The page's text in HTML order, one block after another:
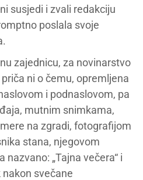
susjedi i zvali redakciju
poslala svoje
zajednicu, za novinarstvo
ni o čemu, opremljena
i podnaslovom, pa
mutnim snimkama,
na zgradi, fotografijom
stana, njegovom
„Tajna večera“ i
nakon svečane